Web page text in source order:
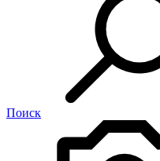
Поиск